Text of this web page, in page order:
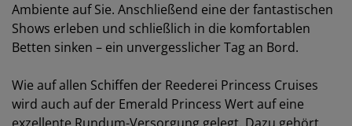
Ambiente auf Sie. Anschließend eine der fantastischen
Shows erleben und schließlich in die komfortablen
Betten sinken – ein unvergesslicher Tag an Bord.
Wie auf allen Schiffen der Reederei Princess Cruises
wird auch auf der Emerald Princess Wert auf eine